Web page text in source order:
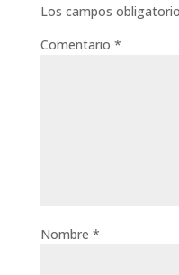
Los campos
Comentario *
Nombre *